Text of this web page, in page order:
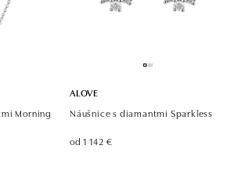
Morning
ALOVE
Náušnice s diamantmi Sparkless
od 1 142 €